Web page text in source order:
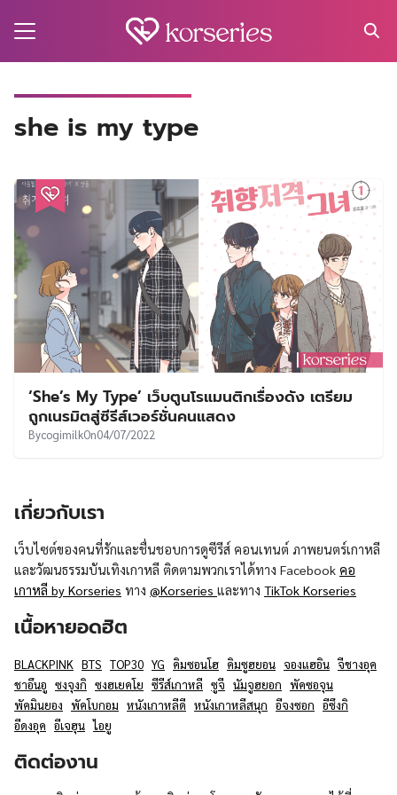
she is my type
‘She’s My Type’ เว็บตูนโรแมนติกเรื่องดัง เตรียม
ถูกเนรมิตสู่ซีรีส์เวอร์ชั่นคนแสดง
BycogimilkOn04/07/2022
เกี่ยวกับเรา
เว็บไซต์ของคนที่รักและชื่นชอบการดูซีรีส์ คอนเทนต์ ภาพยนตร์เกาหลี
และวัฒนธรรมบันเทิงเกาหลี ติดตามพวกเราได้ทาง Facebook คอ
เกาหลี by Korseries ทาง @Korseries และทาง TikTok Korseries
เนื้อหายอดฮิต
BLACKPINK BTS TOP30 YG คิมซอนโฮ คิมซูฮยอน จองแฮอิน จีชางอุค
ชาอึนอู ซงจุงกิ ซงฮเยคโย ซีรีส์เกาหลี ซูจี นัมจูฮยอก พัคซอจุน
พัคมินยอง พัคโบกอม หนังเกาหลีดี หนังเกาหลีสนุก อีจงซอก อีซึงกิ
อีดงอุค อีเจฮุน ไอยู
ติดต่องาน